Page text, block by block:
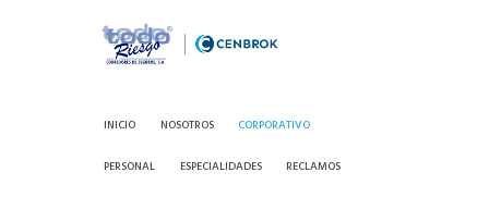
INICIO NOSOTROS CORPORATIVO
PERSONAL ESPECIALIDADES RECLAMOS